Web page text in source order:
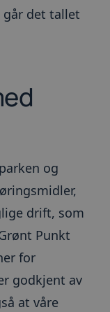
går det tallet
og
drift, som
Punkt
for
godkjent av
at våre